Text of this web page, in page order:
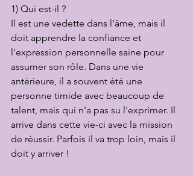
1) Qui est-il ?
Il est une vedette dans l'âme, mais il
doit apprendre la confiance et
l'expression personnelle saine pour
assumer son rôle. Dans une vie
antérieure, il a souvent été une
personne timide avec beaucoup de
talent, mais qui n'a pas su l'exprimer. Il
arrive dans cette vie-ci avec la mission
de réussir. Parfois il va trop loin, mais il
doit y arriver !